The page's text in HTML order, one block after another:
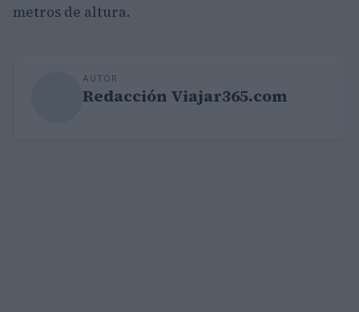
metros de altura.
AUTOR
Redacción Viajar365.com